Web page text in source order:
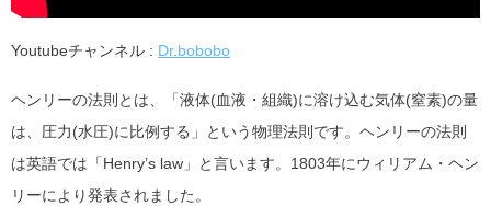
Youtubeチャンネル : Dr.bobobo
ヘンリーの法則とは、「液体(血液・組織)に溶け込む気体(窒素)の量
は、圧力(水圧)に比例する」という物理法則です。ヘンリーの法則
は英語では「Henry’s law」と言います。1803年にウィリアム・ヘン
リーにより発表されました。